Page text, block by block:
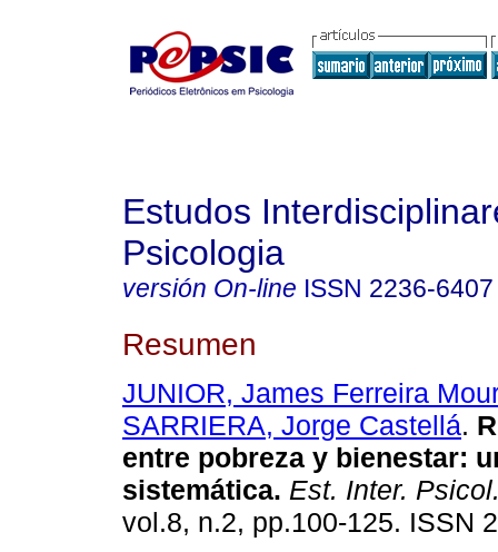
Estudos
Psicologia
versión On-line ISSN 2236-6407
Resumen
JUNIOR, James Ferreira
SARRIERA, Jorge Castellá.
entre pobreza y bienestar:
sistemática. Est. Inter.
vol.8, n.2, pp.100-125. ISSN